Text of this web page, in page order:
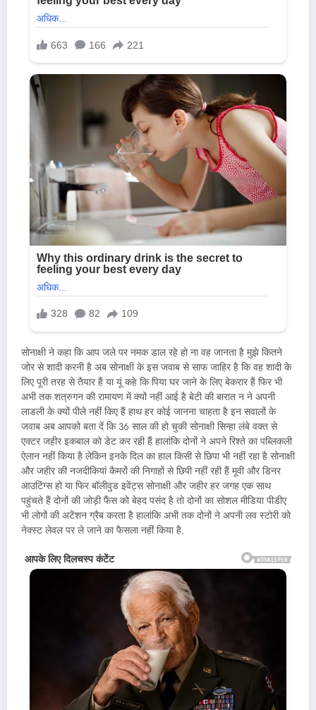
सोनाक्षी ने कहा कि आप जले पर नमक डाल रहे हो ना वह जानता है मुझे कितने
जोर से शादी करनी है अब सोनाक्षी के इस जवाब से साफ जाहिर है कि वह शादी के
लिए पूरी तरह से तैयार हैं या यूं कहे कि पिया घर जाने के लिए बेकरार हैं फिर भी
अभी तक शत्रुगन की रामायण में क्यों नहीं आई है बेटी की बारात न ने अपनी
लाडली के क्यों पीले नहीं किए हैं हाथ हर कोई जानना चाहता है इन सवालों के
जवाब अब आपको बता दें कि 36 साल की हो चुकी सोनाक्षी सिन्हा लंबे वक्त से
एक्टर जहीर इकबाल को डेट कर रही हैं हालांकि दोनों ने अपने रिश्ते का पब्लिकली
ऐलान नहीं किया है लेकिन इनके दिल का हाल किसी से छिपा भी नहीं रहा है सोनाक्षी
और जहीर की नजदीकियां कैमरों की निगाहों से छिपी नहीं रही हैं मूवी और डिनर
आउटिंग्स हो या फिर बॉलीवुड इवेंट्स सोनाक्षी और जहीर हर जगह एक साथ
पहुंचते हैं दोनों की जोड़ी फैंस को बेहद पसंद है तो दोनों का सोशल मीडिया पीडीए
भी लोगों की अटेंशन ग्रैब करता है हालांकि अभी तक दोनों ने अपनी लव स्टोरी को
नेक्स्ट लेवल पर ले जाने का फैसला नहीं किया है.